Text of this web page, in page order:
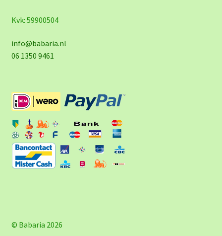
Kvk: 59900504
info@babaria.nl
06 1350 9461
© Babaria 2026